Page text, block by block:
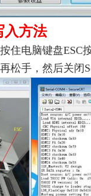
入方法
住电脑键盘ESC
松手，然后关闭